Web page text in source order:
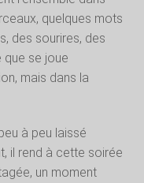
quelques mots
des sourires, des
que se joue
mais dans la
à peu laissé
il rend à cette soirée
un moment